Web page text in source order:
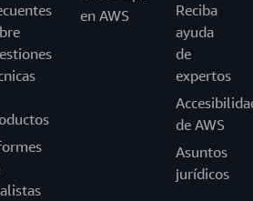
en AWS
Reciba
ayuda
de
expertos
de AWS
Asuntos
jurídicos